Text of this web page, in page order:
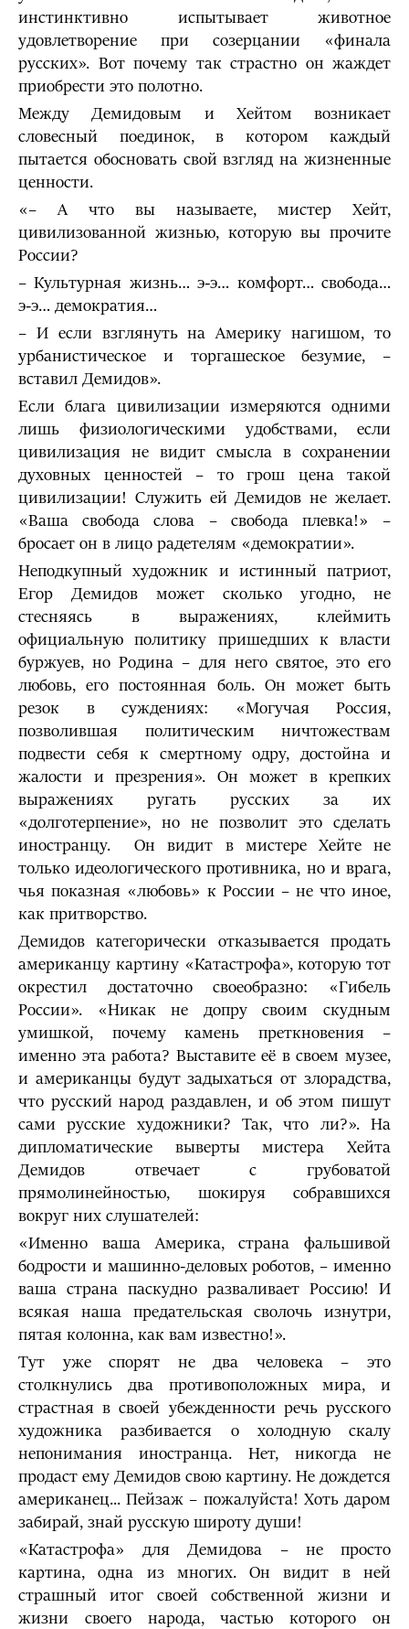
инстинктивно испытывает животное
удовлетворение при созерцании «финала
русских». Вот почему так страстно он жаждет
приобрести это полотно.
Между Демидовым и Хейтом возникает
словесный поединок, в котором каждый
пытается обосновать свой взгляд на жизненные
ценности.
«– А что вы называете, мистер Хейт,
цивилизованной жизнью, которую вы прочите
России?
– Культурная жизнь… э-э… комфорт… свобода…
э-э… демократия…
– И если взглянуть на Америку нагишом, то
урбанистическое и торгашеское безумие, –
вставил Демидов».
Если блага цивилизации измеряются одними
лишь физиологическими удобствами, если
цивилизация не видит смысла в сохранении
духовных ценностей – то грош цена такой
цивилизации! Служить ей Демидов не желает.
«Ваша свобода слова – свобода плевка!» –
бросает он в лицо радетелям «демократии».
Неподкупный художник и истинный патриот,
Егор Демидов может сколько угодно, не
стесняясь в выражениях, клеймить
официальную политику пришедших к власти
буржуев, но Родина – для него святое, это его
любовь, его постоянная боль. Он может быть
резок в суждениях: «Могучая Россия,
позволившая политическим ничтожествам
подвести себя к смертному одру, достойна и
жалости и презрения». Он может в крепких
выражениях ругать русских за их
«долготерпение», но не позволит это сделать
иностранцу. Он видит в мистере Хейте не
только идеологического противника, но и врага,
чья показная «любовь» к России – не что иное,
как притворство.
Демидов категорически отказывается продать
американцу картину «Катастрофа», которую тот
окрестил достаточно своеобразно: «Гибель
России». «Никак не допру своим скудным
умишкой, почему камень преткновения –
именно эта работа? Выставите её в своем музее,
и американцы будут задыхаться от злорадства,
что русский народ раздавлен, и об этом пишут
сами русские художники? Так, что ли?». На
дипломатические выверты мистера Хейта
Демидов отвечает с грубоватой
прямолинейностью, шокируя собравшихся
вокруг них слушателей:
«Именно ваша Америка, страна фальшивой
бодрости и машинно-деловых роботов, – именно
ваша страна паскудно разваливает Россию! И
всякая наша предательская сволочь изнутри,
пятая колонна, как вам известно!».
Тут уже спорят не два человека – это
столкнулись два противоположных мира, и
страстная в своей убежденности речь русского
художника разбивается о холодную скалу
непонимания иностранца. Нет, никогда не
продаст ему Демидов свою картину. Не дождется
американец... Пейзаж – пожалуйста! Хоть даром
забирай, знай русскую широту души!
«Катастрофа» для Демидова – не просто
картина, одна из многих. Он видит в ней
страшный итог своей собственной жизни и
жизни своего народа, частью которого он